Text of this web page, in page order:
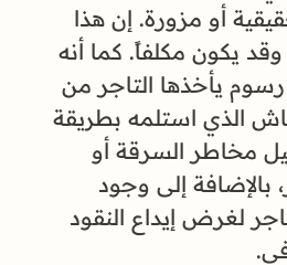
أو مزورة. إن هذا
يكون مكلفاً. كما أنه
يأخذها التاجر من
الذي استلمه بطريقة
مخاطر السرقة أو
بالإضافة إلى وجود
لغرض إيداع النقود